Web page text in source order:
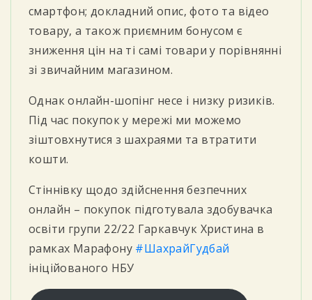
смартфон; докладний опис, фото та відео
товару, а також приємним бонусом є
зниження цін на ті самi товари у порівнянні
зі звичайним магазином.
Однак онлайн-шопінг несе і низку ризиків.
Під час покупок у мережі ми можемо
зіштовхнутися з шахраями та втратити
кошти.
Стіннівку щодо здійснення безпечних
онлайн – покупок підготувала здобувачка
освіти групи 22/22 Гаркавчук Христина в
рамках Марафону #ШахрайГудбай
ініційованого НБУ